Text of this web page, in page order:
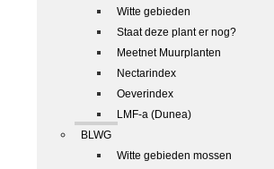
Witte gebieden
Staat deze plant er nog?
Meetnet Muurplanten
Nectarindex
Oeverindex
LMF-a (Dunea)
BLWG
Witte gebieden mossen